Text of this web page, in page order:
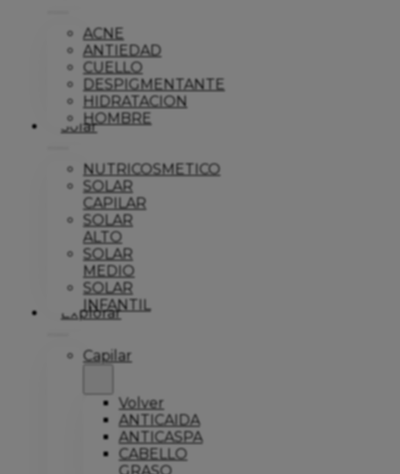
ACNE
ANTIEDAD
CUELLO
DESPIGMENTANTE
HIDRATACION
HOMBRE
Solar
NUTRICOSMETICO
SOLAR
CAPILAR
SOLAR
ALTO
SOLAR
MEDIO
SOLAR
INFANTIL
Explorar
Capilar
Volver
ANTICAIDA
ANTICASPA
CABELLO